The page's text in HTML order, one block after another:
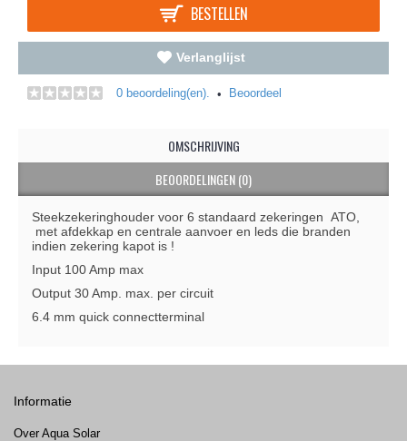
BESTELLEN
Verlanglijst
0 beoordeling(en). • Beoordeel
OMSCHRIJVING
BEOORDELINGEN (0)
Steekzekeringhouder voor 6 standaard zekeringen ATO,
met afdekkap en centrale aanvoer en leds die branden
indien zekering kapot is !
Input 100 Amp max
Output 30 Amp. max. per circuit
6.4 mm quick connectterminal
Informatie
Over Aqua Solar